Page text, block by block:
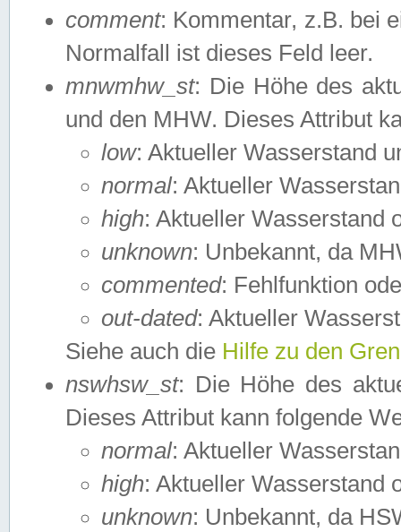
comment: Kommentar, z.B. bei
Normalfall ist dieses Feld leer.
mnwmhw_st: Die Höhe des
und den MHW. Dieses Attribut
low: Aktueller Wasserstand
normal: Aktueller
high: Aktueller Wasserstand
unknown: Unbekannt, da
commented: Fehlfunktion
out-dated: Aktueller
Siehe auch die Hilfe zu den
nswhsw_st: Die Höhe des
Dieses Attribut kann folgende
normal: Aktueller
high: Aktueller Wasserstand
unknown: Unbekannt, da